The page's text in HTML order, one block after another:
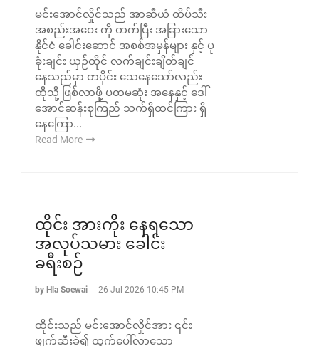
မင်းအောင်လှိုင်သည် အာဆီယံ ထိပ်သီး
အစည်းအဝေး ကို တက်ပြီး အခြားသော
နိုင်ငံ ခေါင်းဆောင် အစစ်အမှန်များ နှင့် ပု
ခုံးချင်း ယှဉ်ထိုင် လက်ချင်းချိတ်ချင်
နေသည်မှာ တပိုင်း သေနေသော်လည်း
ထိုသို့ ဖြစ်လာဖို့ ပထမဆုံး အနေနှင့် ဒေါ်
အောင်ဆန်းစုကြည် သက်ရှိထင်ကြား ရှိ
နေကြော...
Read More
ထိုင်း အားကိုး နေရသော
အလုပ်သမား ခေါင်း
ခရီးစဉ်
by Hla Soewai - 26 Jul 2026 10:45 PM
ထိုင်းသည် မင်းအောင်လှိုင်အား ၎င်း
ဖျက်ဆီးခဲ့၍ ထွက်‌ပေါ်လာသော